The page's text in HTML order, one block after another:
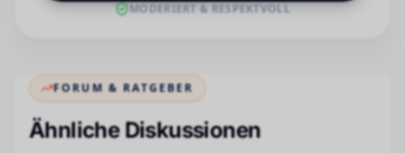
MODERIERT & RESPEKTVOLL
FORUM & RATGEBER
Ähnliche Diskussionen